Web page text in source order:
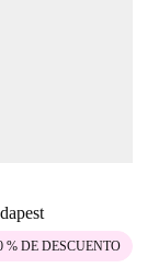
% DE DESCUENTO